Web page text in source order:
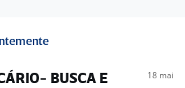
BUSCA E
18 mai